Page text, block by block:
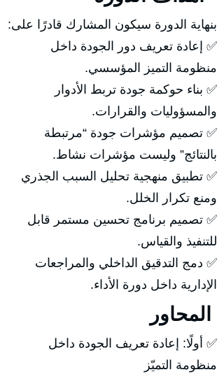
بنهاية الدورة سيكون المشارك قادرًا على:
✅ إعادة تعريف دور الجودة داخل
منظومة التميز المؤسسي.
✅ بناء حوكمة جودة تربط الأدوار
والمسؤوليات والقرارات.
✅ تصميم مؤشرات جودة “مرتبطة
بالنتائج” وليست مؤشرات نشاط.
✅ تطبيق منهجية تحليل السبب الجذري
ومنع تكرار الخلل.
✅ تصميم برنامج تحسين مستمر قابل
للتنفيذ والقياس.
✅ دمج التدقيق الداخلي والمراجعات
الإدارية داخل دورة الأداء.
✅ أولًا: إعادة تعريف الجودة داخل
منظومة التميّز